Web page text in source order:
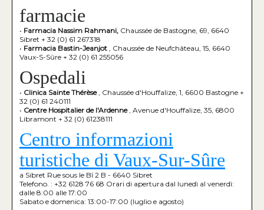
farmacie
• Farmacia Nassim Rahmani, Chaussée de Bastogne, 69, 6640
Sibret + 32 (0) 61 267318
• Farmacia Bastin-Jeanjot , Chaussée de Neufchâteau, 15, 6640
Vaux-S-Sûre + 32 (0) 61 255056
Ospedali
• Clinica Sainte Thérèse, Chaussée d'Houffalize, 1, 6600 Bastogne +
32 (0) 61 240111
• Centre Hospitalier de l'Ardenne, Avenue d'Houffalize, 35, 6800
Libramont + 32 (0) 61238111
Centro informazioni
turistiche di Vaux-Sur-Sûre
a Sibret Rue sous le Bî 2 B - 6640 Sibret
Telefono. : +32 6128 76 68 Orari di apertura dal lunedì al venerdì:
dalle 8:00 alle 17:00
Sabato e domenica: 13:00-17:00 (luglio e agosto)